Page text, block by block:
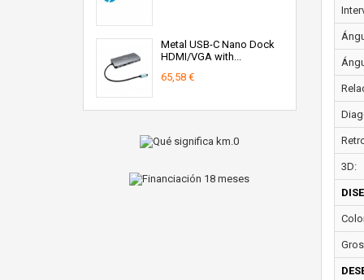
Metal USB-C Nano Dock
HDMI/VGA with...
65,58 €
3D: